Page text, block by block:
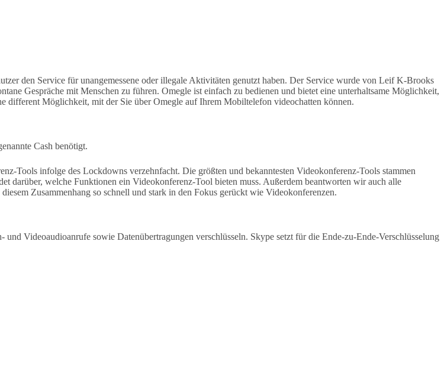
den Service für unangemessene oder illegale Aktivitäten genutzt haben. Der Service wurde von Leif K-Brooks
Gespräche mit Menschen zu führen. Omegle ist einfach zu bedienen und bietet eine unterhaltsame Möglichkeit,
different Möglichkeit, mit der Sie über Omegle auf Ihrem Mobiltelefon videochatten können.
Cash benötigt.
Tools infolge des Lockdowns verzehnfacht. Die größten und bekanntesten Videokonferenz-Tools stammen
darüber, welche Funktionen ein Videokonferenz-Tool bieten muss. Außerdem beantworten wir auch alle
Zusammenhang so schnell und stark in den Fokus gerückt wie Videokonferenzen.
Videoaudioanrufe sowie Datenübertragungen verschlüsseln. Skype setzt für die Ende-zu-Ende-Verschlüsselung